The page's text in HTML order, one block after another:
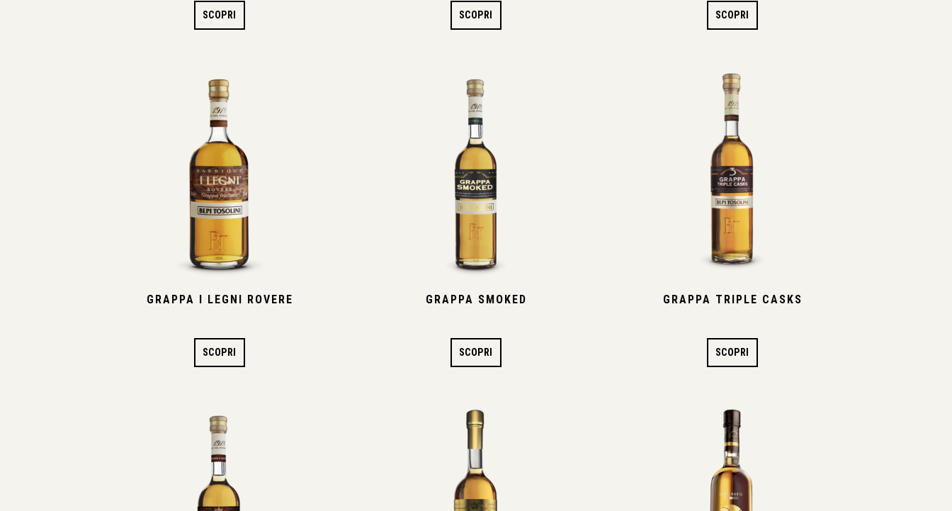
SCOPRI SCOPRI SCOPRI
GRAPPA I LEGNI ROVERE
SCOPRI
GRAPPA SMOKED
SCOPRI
GRAPPA TRIPLE CASKS
SCOPRI